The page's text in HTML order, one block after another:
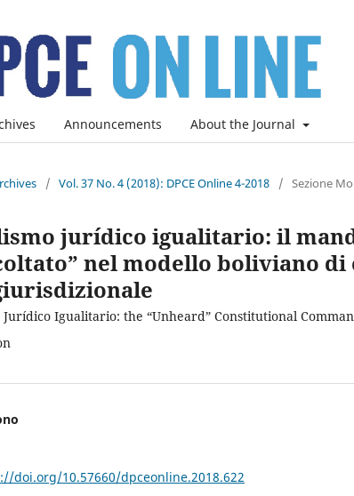
Announcements About the Journal
/ Vol. 37 No. 4 (2018): DPCE Online 4-2018 / Sezione
jurídico igualitario: il
nel modello boliviano di
Jurídico Igualitario: the “Unheard” Constitutional
doi.org/10.57660/dpceonline.2018.622